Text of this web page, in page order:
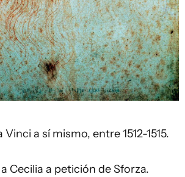
a sí mismo, entre 1512-1515.
Cecilia a petición de Sforza.